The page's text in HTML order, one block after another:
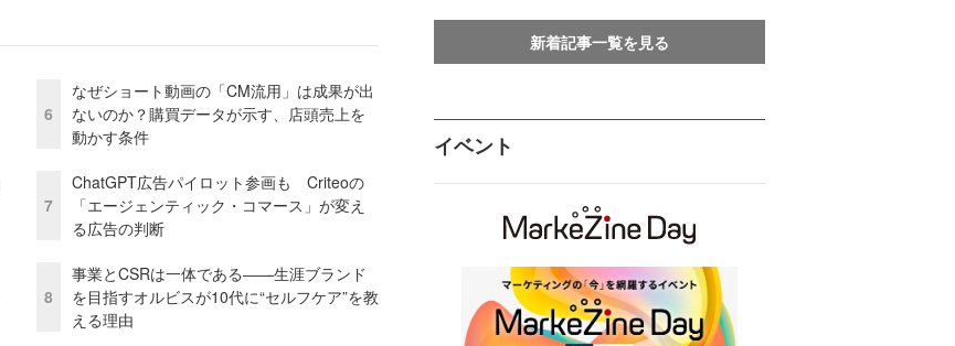
6
なぜショート動画の「CM流用」は成果が出
ないのか？購買データが示す、店頭売上を
動かす条件
7
ChatGPT広告パイロット参画も Criteoの
「エージェンティック・コマース」が変え
る広告の判断
8
事業とCSRは一体である――生涯ブランド
を目指すオルビスが10代に“セルフケア”を教
える理由
新着記事一覧を見る
イベント